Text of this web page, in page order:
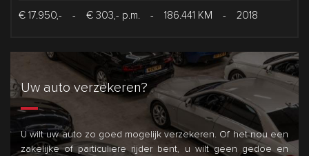
€ 17.950,- - € 303,- p.m. - 186.441 KM - 2018
Uw auto verzekeren?
U wilt uw auto zo goed mogelijk verzekeren. Of het nou een
zakelijke of particuliere rijder bent, u wilt geen gedoe en